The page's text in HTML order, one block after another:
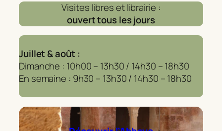
Visites libres et librairie :
ouvert tous les jours
Juillet & août :
Dimanche : 10h00 – 13h30 / 14h30 – 18h30
En semaine : 9h30 – 13h30 / 14h30 – 18h30